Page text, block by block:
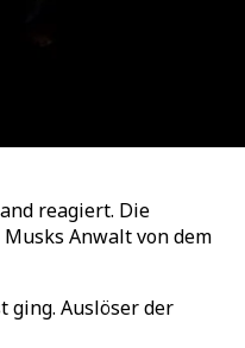
reagiert. Die
Anwalt von dem
ging. Auslöser der